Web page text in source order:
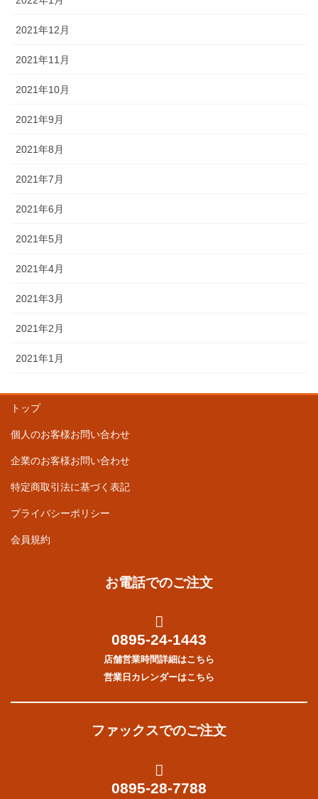
2021年12月
2021年11月
2021年10月
2021年9月
2021年8月
2021年7月
2021年6月
2021年5月
2021年4月
2021年3月
2021年2月
2021年1月
トップ
個人のお客様お問い合わせ
企業のお客様お問い合わせ
特定商取引法に基づく表記
プライバシーポリシー
会員規約
お電話でのご注文
0895-24-1443
店舗営業時間詳細はこちら
営業日カレンダーはこちら
ファックスでのご注文
0895-28-7788